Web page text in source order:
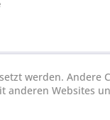
werden. Andere
anderen Websites